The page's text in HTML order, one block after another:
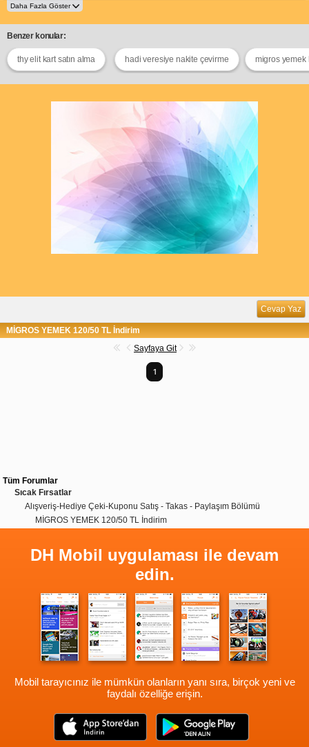
Benzer konular:
thy elit kart satın alma hadi veresiye nakite çevirme migros yemek
Cevap Yaz
MİGROS YEMEK 120/50 TL İndirim
Sayfaya Git
1
Tüm Forumlar
Sıcak Fırsatlar
Alışveriş-Hediye Çeki-Kuponu Satış - Takas - Paylaşım Bölümü
MİGROS YEMEK 120/50 TL İndirim
DH Mobil uygulaması ile devam
edin.
Mobil tarayıcınız ile mümkün olanların yanı sıra, birçok yeni ve
faydalı özelliğe erişin.